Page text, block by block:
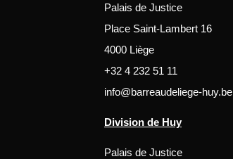
Palais de Justice
Place Saint-Lambert 16
4000 Liège
+32 4 232 51 11
info@barreaudeliege-huy.be
Division de Huy
Palais de Justice